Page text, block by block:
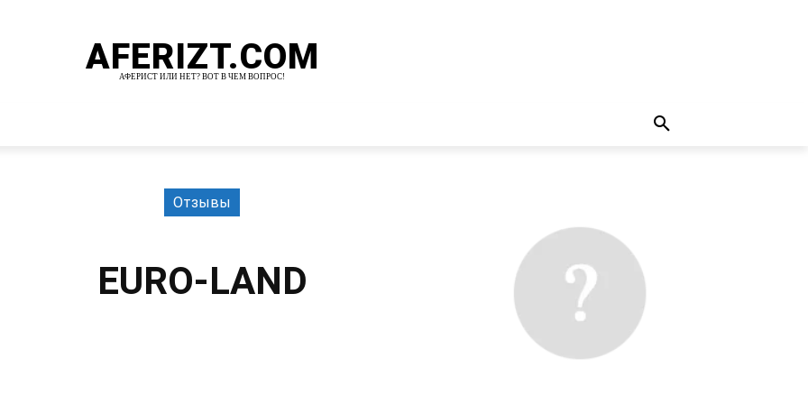
AFERIZT.COM
АФЕРИСТ ИЛИ НЕТ? ВОТ В ЧЕМ ВОПРОС!
Отзывы
EURO-LAND